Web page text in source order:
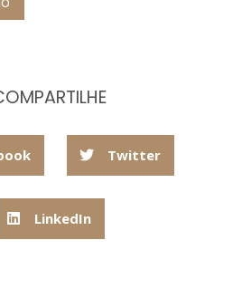
Twitter
LinkedIn